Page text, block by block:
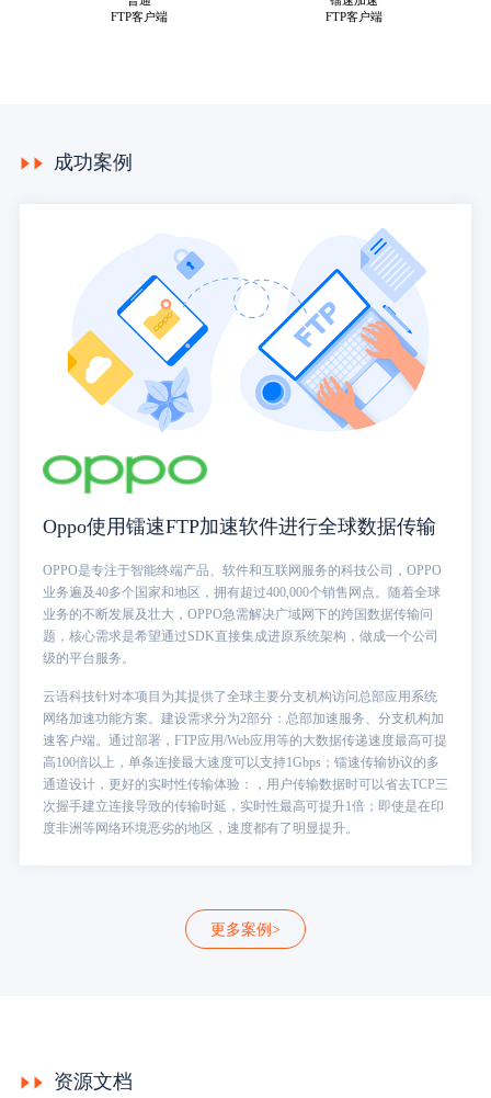
FTP客户端 FTP客户端
成功案例
Oppo使用镭速FTP加速软件进行全球数据传输
OPPO是专注于智能终端产品、软件和互联网服务的科技公司，OPPO
业务遍及40多个国家和地区，拥有超过400,000个销售网点。随着全球
业务的不断发展及壮大，OPPO急需解决广域网下的跨国数据传输问
题，核心需求是希望通过SDK直接集成进原系统架构，做成一个公司
级的平台服务。
云语科技针对本项目为其提供了全球主要分支机构访问总部应用系统
网络加速功能方案。建设需求分为2部分：总部加速服务、分支机构加
速客户端。通过部署，FTP应用/Web应用等的大数据传递速度最高可提
高100倍以上，单条连接最大速度可以支持1Gbps；镭速传输协议的多
通道设计，更好的实时性传输体验：，用户传输数据时可以省去TCP三
次握手建立连接导致的传输时延，实时性最高可提升1倍；即使是在印
度非洲等网络环境恶劣的地区，速度都有了明显提升。
更多案例>
资源文档